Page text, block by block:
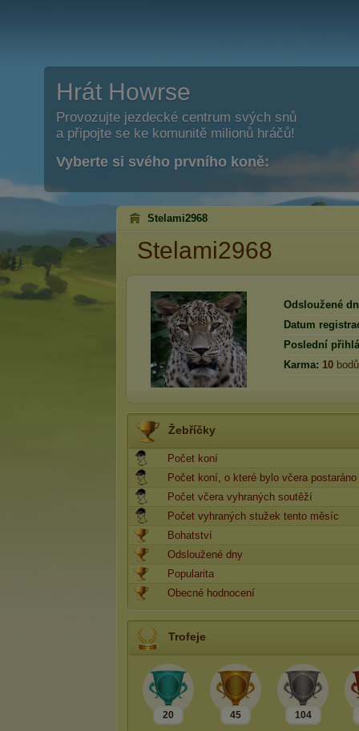
Hrát Howrse
Provozujte jezdecké centrum svých snů
a připojte se ke komunitě milionů hráčů!
Vyberte si svého prvního koně:
Stelami2968
Stelami2968
Odsloužené
Datum
Poslední
Karma: 10 bodů
Žebříčky
Počet koní
Počet koní, o které bylo včera postaráno
Počet včera vyhraných soutěží
Počet vyhraných stužek tento měsíc
Bohatství
Odsloužené dny
Popularita
Obecné hodnocení
Trofeje
20 45 104